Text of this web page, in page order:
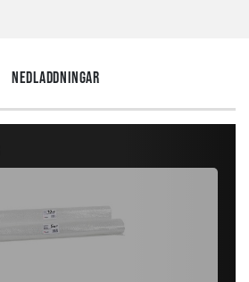
Nedladdningar